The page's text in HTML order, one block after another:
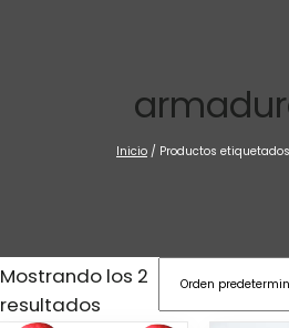
Inicio / Productos
Mostrando los 2
resultados